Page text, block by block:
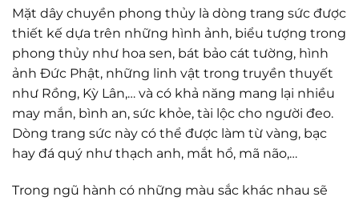
Mặt dây chuyền phong thủy là dòng trang sức được
thiết kế dựa trên những hình ảnh, biểu tượng trong
phong thủy như hoa sen, bát bảo cát tường, hình
ảnh Đức Phật, những linh vật trong truyền thuyết
như Rồng, Kỳ Lân,… và có khả năng mang lại nhiều
may mắn, bình an, sức khỏe, tài lộc cho người đeo.
Dòng trang sức này có thể được làm từ vàng, bạc
hay đá quý như thạch anh, mắt hổ, mã não,…
Trong ngũ hành có những màu sắc khác nhau sẽ